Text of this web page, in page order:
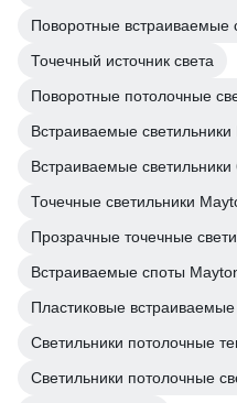
Поворотные встраиваемые
Точечный источник света
Поворотные потолочные
Встраиваемые светильники
Встраиваемые светильники
Точечные светильники
Прозрачные точечные
Встраиваемые споты
Пластиковые
Светильники потолочные
Светильники потолочные